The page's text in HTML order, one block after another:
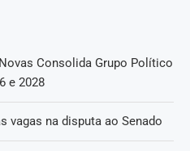
Consolida Grupo Político
e 2028
vagas na disputa ao Senado